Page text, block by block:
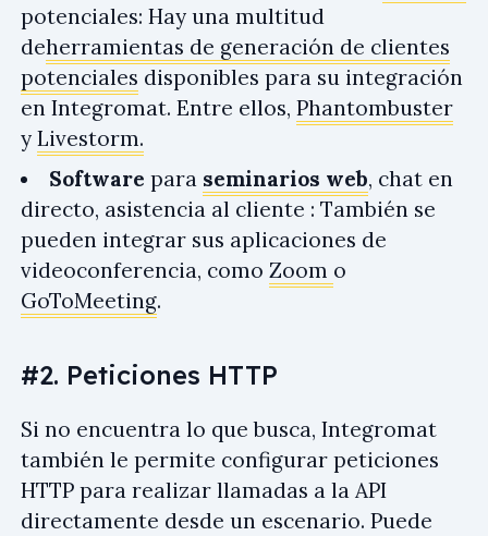
potenciales: Hay una multitud
deherramientas de generación de clientes
potenciales disponibles para su integración
en Integromat. Entre ellos, Phantombuster
y Livestorm.
Software para seminarios web, chat en
directo, asistencia al cliente : También se
pueden integrar sus aplicaciones de
videoconferencia, como Zoom o
GoToMeeting.
#2. Peticiones HTTP
Si no encuentra lo que busca, Integromat
también le permite configurar peticiones
HTTP para realizar llamadas a la API
directamente desde un escenario. Puede